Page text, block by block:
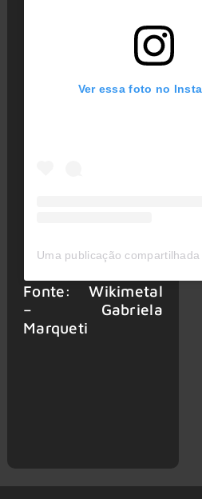
Ver essa foto no
Fonte: Wikimetal
– Gabriela
Marqueti